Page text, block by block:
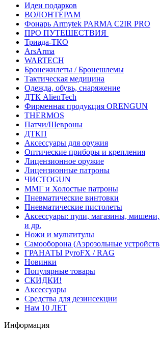
Идеи подарков
ВОЛОНТЁРАМ
Фонарь Armytek PARMA C2IR PRO
ПРО ПУТЕШЕСТВИЯ
Триада-ТКО
ArsArma
WARTECH
Бронежилеты / Бронешлемы
Тактическая медицина
Одежда, обувь, снаряжение
ДТК AlienTech
Фирменная продукция ORENGUN
THERMOS
Патчи/Шевроны
ДТКП
Аксессуары для оружия
Оптические приборы и крепления
Лицензионное оружие
Лицензионные патроны
ЧИСТОGUN
ММГ и Холостые патроны
Пневматические винтовки
Пневматические пистолеты
Аксессуары: пули, магазины, мишени,
и др.
Ножи и мультитулы
Самооборона (Аэрозольные
ГРАНАТЫ PyroFX / RAG
Новинки
Популярные товары
СКИДКИ!
Аксессуары
Средства для дезинсекции
Нам 10 ЛЕТ
Информация